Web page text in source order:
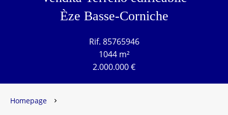
Èze Basse-Corniche
Rif. 85765946
1044 m²
2.000.000 €
Homepage